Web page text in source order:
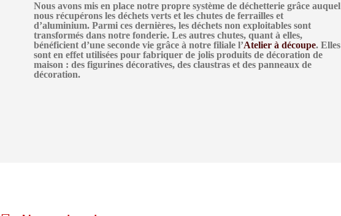
Nous avons mis en place notre propre système de déchetterie grâce auquel
nous récupérons les déchets verts et les chutes de ferrailles et
d’aluminium. Parmi ces dernières, les déchets non exploitables sont
transformés dans notre fonderie. Les autres chutes, quant à elles,
bénéficient d’une seconde vie grâce à notre filiale l’Atelier à découpe. Elles
sont en effet utilisées pour fabriquer de jolis produits de décoration de
maison : des figurines décoratives, des claustras et des panneaux de
décoration.